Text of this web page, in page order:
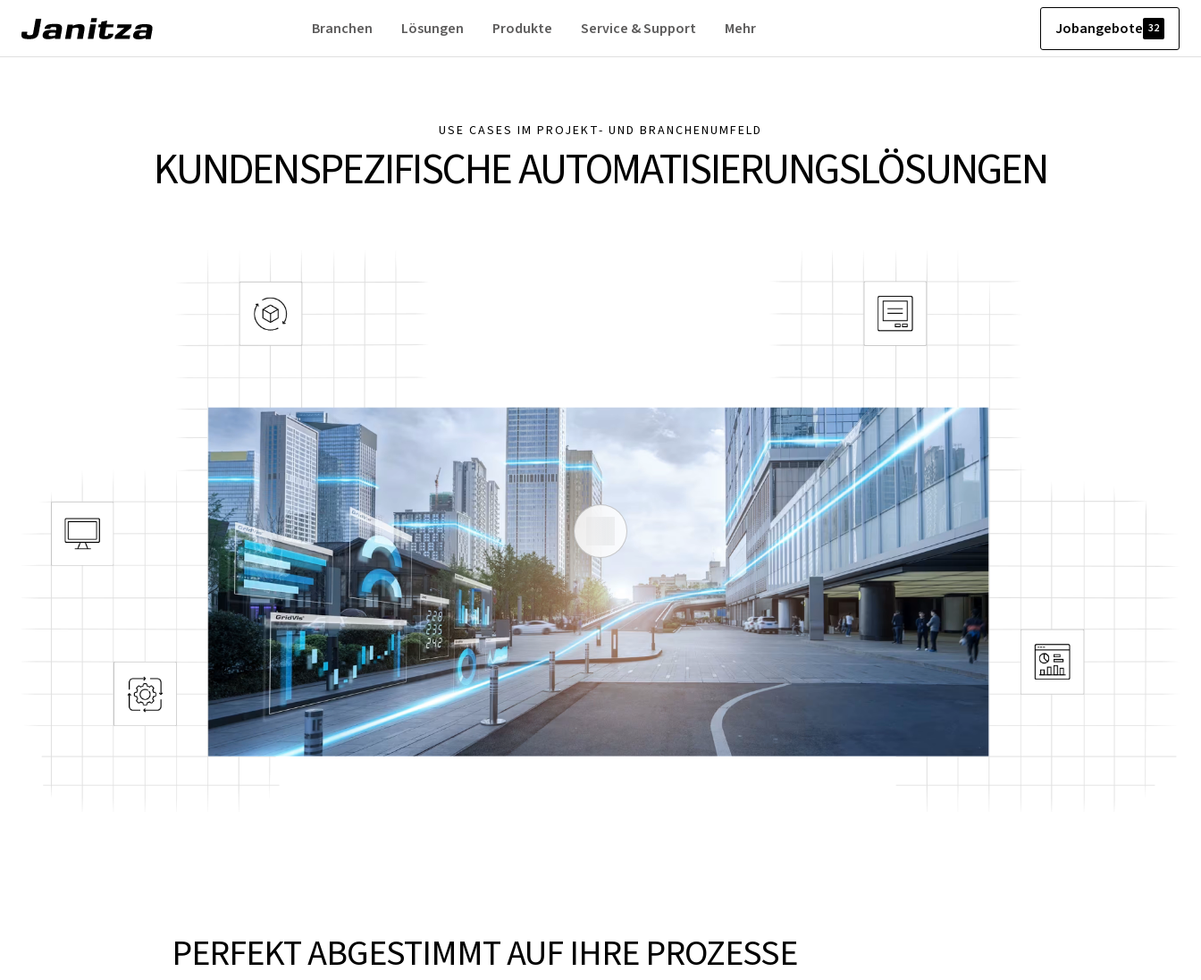
Branchen Lösungen Produkte Service & Support Mehr Jobangebote 32
USE CASES IM PROJEKT- UND BRANCHENUMFELD
KUNDENSPEZIFISCHE AUTOMATISIERUNGS­LÖSUNGEN
PERFEKT ABGESTIMMT AUF IHRE PROZESSE